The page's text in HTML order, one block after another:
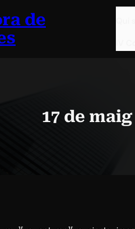
de
17 de